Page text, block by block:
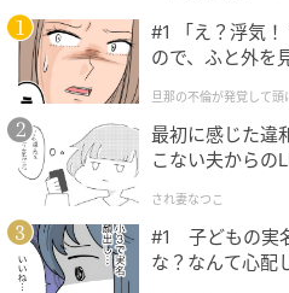
盛り上げるスカート。ベージ
色で、ミドル世代もコーデ
落ち感のある素材を使用した
品な印象に。コンパクトシル
ーバーサイズのトップスに
ポイントです。
1点投入で着映えるギャ
#1 「え？浮気
ので、ふと外を
クチャにしてや
旦那の不倫が発覚して
最初に感じた違
こない夫からの
され妻なつこ
#1 子どもの実
な？なんて心配